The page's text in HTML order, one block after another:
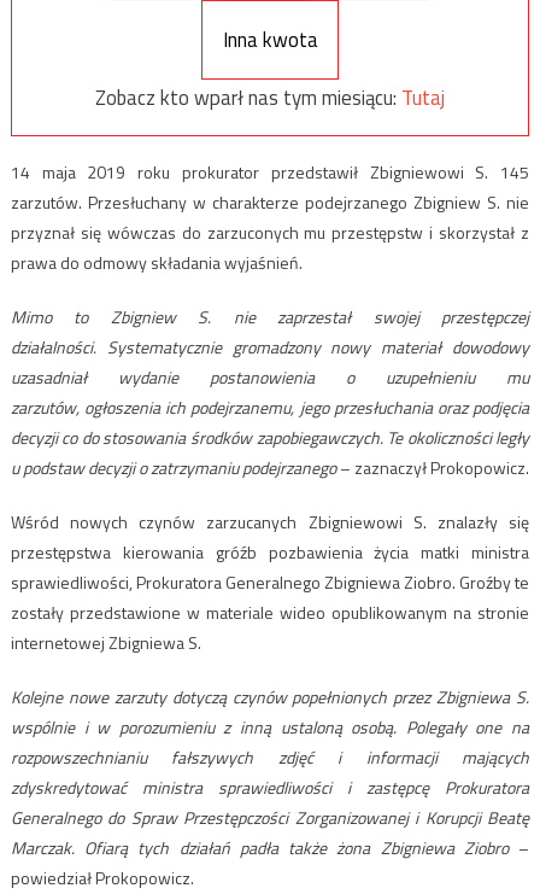
Inna kwota
Zobacz kto wparł nas tym miesiącu: Tutaj
14 maja 2019 roku prokurator przedstawił Zbigniewowi S. 145
zarzutów. Przesłuchany w charakterze podejrzanego Zbigniew S. nie
przyznał się wówczas do zarzuconych mu przestępstw i skorzystał z
prawa do odmowy składania wyjaśnień.
Mimo to Zbigniew S. nie zaprzestał swojej przestępczej
działalności. Systematycznie gromadzony nowy materiał dowodowy
uzasadniał wydanie postanowienia o uzupełnieniu mu
zarzutów, ogłoszenia ich podejrzanemu, jego przesłuchania oraz podjęcia
decyzji co do stosowania środków zapobiegawczych. Te okoliczności legły
u podstaw decyzji o zatrzymaniu podejrzanego– zaznaczył Prokopowicz.
Wśród nowych czynów zarzucanych Zbigniewowi S. znalazły się
przestępstwa kierowania gróźb pozbawienia życia matki ministra
sprawiedliwości, Prokuratora Generalnego Zbigniewa Ziobro. Groźby te
zostały przedstawione w materiale wideo opublikowanym na stronie
internetowej Zbigniewa S.
Kolejne nowe zarzuty dotyczą czynów popełnionych przez Zbigniewa S.
wspólnie i w porozumieniu z inną ustaloną osobą. Polegały one na
rozpowszechnianiu fałszywych zdjęć i informacji mających
zdyskredytować ministra sprawiedliwości i zastępcę Prokuratora
Generalnego do Spraw Przestępczości Zorganizowanej i Korupcji Beatę
Marczak. Ofiarą tych działań padła także żona Zbigniewa Ziobro–
powiedział Prokopowicz.